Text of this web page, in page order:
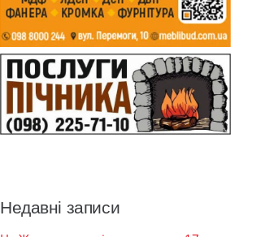
Недавні записи